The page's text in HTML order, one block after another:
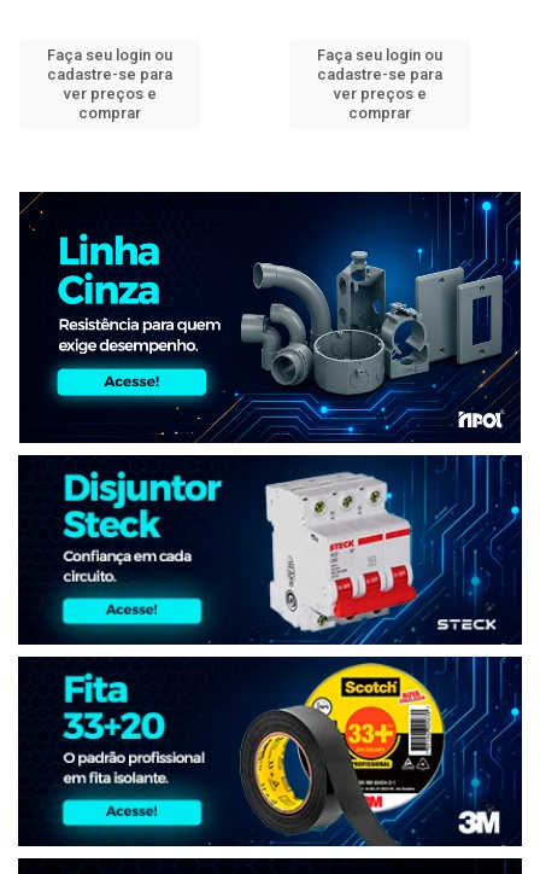
Faça seu login ou
cadastre-se para
ver preços e
comprar
Faça seu login ou
cadastre-se para
ver preços e
comprar